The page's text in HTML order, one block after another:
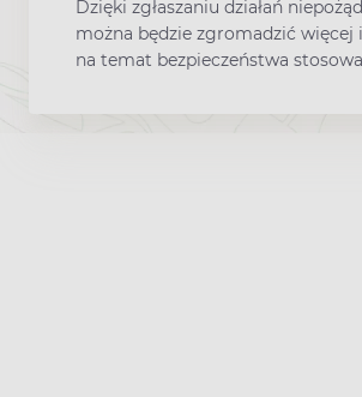
Dzięki zgłaszaniu działań
można będzie zgromadzić więcej
na temat bezpieczeństwa